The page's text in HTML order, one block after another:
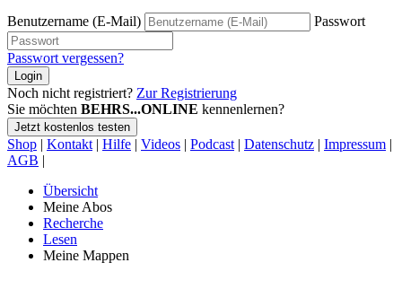
Benutzername (E-Mail) Passwort
Passwort vergessen?
Login
Noch nicht registriert? Zur Registrierung
Sie möchten BEHRS...ONLINE kennenlernen?
Jetzt kostenlos testen
Shop | Kontakt | Hilfe | Videos | Podcast | Datenschutz | Impressum |
AGB |
Übersicht
Meine Abos
Recherche
Lesen
Meine Mappen